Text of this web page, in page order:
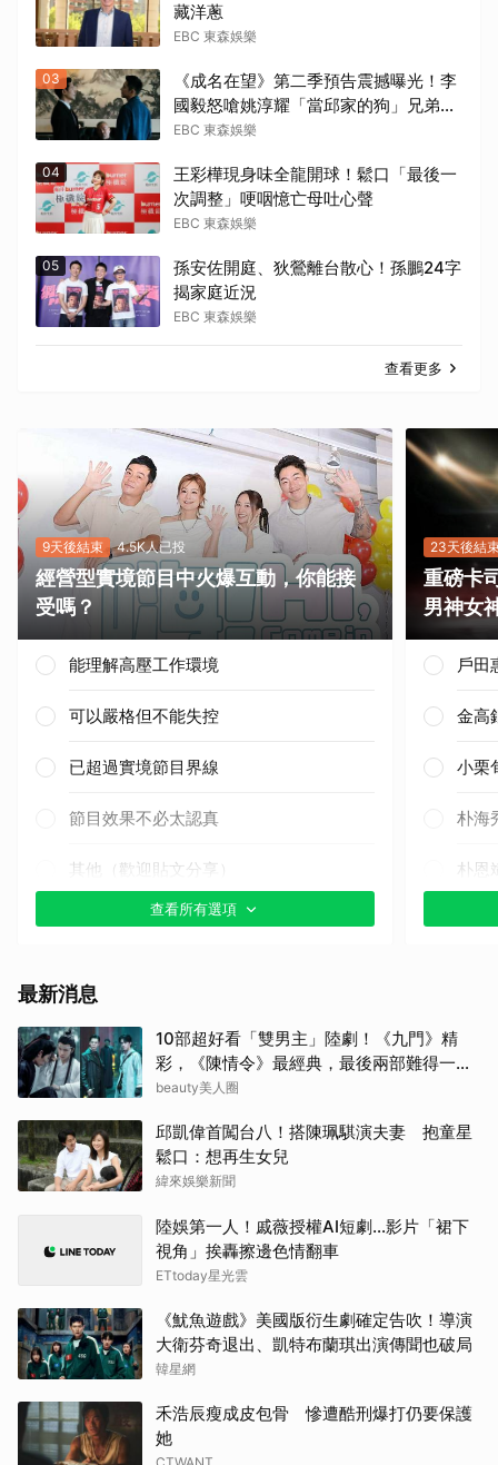
藏洋蔥
EBC 東森娛樂
03
《成名在望》第二季預告震撼曝光！李
國毅怒嗆姚淳耀「當邱家的狗」兄弟情
決裂
EBC 東森娛樂
04
王彩樺現身味全龍開球！鬆口「最後一
次調整」哽咽憶亡母吐心聲
EBC 東森娛樂
05
孫安佐開庭、狄鶯離台散心！孫鵬24字
揭家庭近況
EBC 東森娛樂
查看更多
9天後結束 4.5K人已投
經營型實境節目中火爆互動，你能接
受嗎？
能理解高壓工作環境
可以嚴格但不能失控
已超過實境節目界線
節目效果不必太認真
其他（歡迎貼文分享）
查看所有選項
23天後結
重磅卡
男神女
戶田
金高
小栗
朴海
朴恩
徐仁
林智
IU《
最新消息
10部超好看「雙男主」陸劇！《九門》精
彩，《陳情令》最經典，最後兩部難得一面
倒好評
beauty美人圈
邱凱偉首闖台八！搭陳珮騏演夫妻 抱童星
鬆口：想再生女兒
緯來娛樂新聞
陸娛第一人！戚薇授權AI短劇…影片「裙下
視角」挨轟擦邊色情翻車
ETtoday星光雲
《魷魚遊戲》美國版衍生劇確定告吹！導演
大衛芬奇退出、凱特布蘭琪出演傳聞也破局
韓星網
禾浩辰瘦成皮包骨 慘遭酷刑爆打仍要保護
她